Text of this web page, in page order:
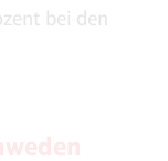
bei den